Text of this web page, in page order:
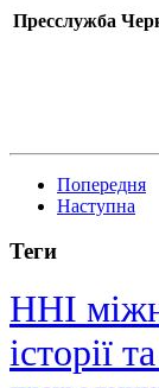
Пресслужба
Попередня
Наступна
Теги
ННІ
історії